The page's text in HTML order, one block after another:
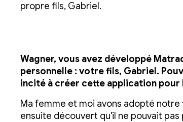
propre fils, Gabriel.
Wagner, vous avez développé
personnelle : votre fils, Gabriel.
incité à créer cette application pour
Ma femme et moi avons adopté notre
ensuite découvert qu'il ne pouvait